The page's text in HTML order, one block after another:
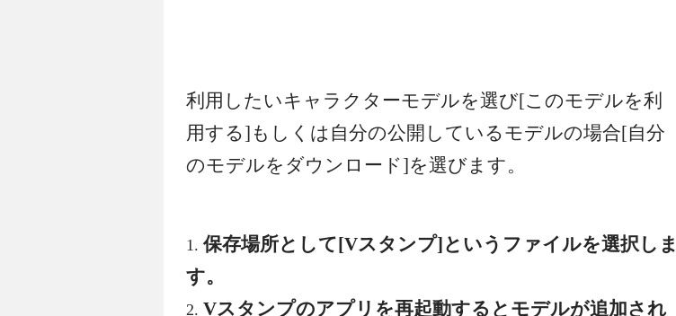
利用したいキャラクターモデルを選び[このモデルを利
用する]もしくは自分の公開しているモデルの場合[自分
のモデルをダウンロード]を選びます。
保存場所として[Vスタンプ]というファイルを選択しま
す。
Vスタンプのアプリを再起動するとモデルが追加され